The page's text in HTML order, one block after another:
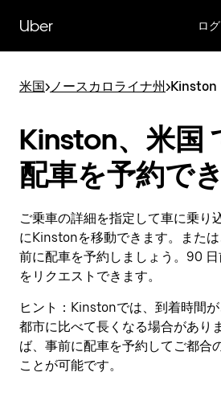
Uber ロ
米国>ノースカロライナ州>Kinston
Kinston、米国
配車を予約で
ご乗車の詳細を指定して車に乗り
にKinstonを移動できます。また
前に配車を予約しましょう。90
をリクエストできます。
ヒント： Kinstonでは、到着時間
都市に比べて長くなる場合があり
ば、事前に配車を予約してご都合
ことが可能です。